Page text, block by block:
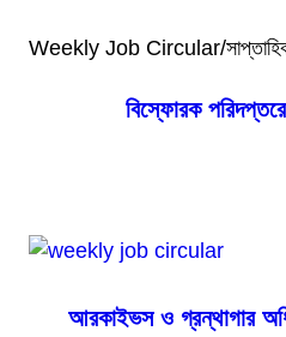
Weekly Job Circular/সাপ্তাহিক
বিস্ফোরক
আরকাইভস ও গ্রন্থাগার